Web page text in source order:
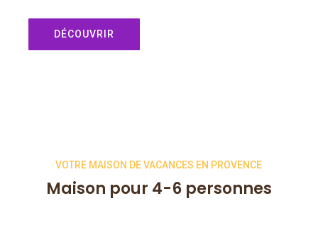
DÉCOUVRIR
VOTRE MAISON DE VACANCES EN PROVENCE
Maison pour 4-6 personnes